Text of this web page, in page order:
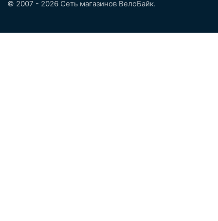
© 2007 - 2026 Сеть магазинов ВелоБайк.